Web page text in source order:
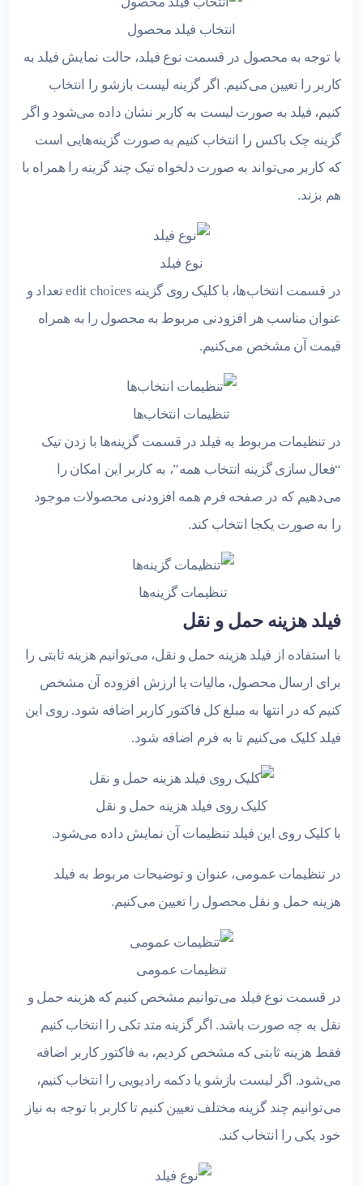
انتخاب فیلد محصول
با توجه به محصول در قسمت نوع فیلد، حالت نمایش فیلد به
کاربر را تعیین می‌کنیم. اگر گزینه لیست بازشو را انتخاب
کنیم، فیلد به صورت لیست به کاربر نشان داده می‌شود و اگر
گزینه چک باکس را انتخاب کنیم به صورت گزینه‌هایی است
که کاربر می‌تواند به صورت دلخواه تیک چند گزینه را همراه با
هم بزند.
نوع فیلد
در قسمت انتخاب‌ها، با کلیک روی گزینه edit choices تعداد و
عنوان مناسب هر افزودنی مربوط به محصول را به همراه
قیمت آن مشخص می‌کنیم.
تنظیمات انتخاب‌ها
در تنظیمات مربوط به فیلد در قسمت گزینه‌ها با زدن تیک
“فعال سازی گزینه انتخاب همه”، به کاربر این امکان را
می‌دهیم که در صفحه فرم همه افزودنی محصولات موجود
را به صورت یکجا انتخاب کند.
تنظیمات گزینه‌ها
فیلد هزینه حمل و نقل
با استفاده از فیلد هزینه حمل و نقل، می‌توانیم هزینه ثابتی را
برای ارسال محصول، مالیات یا ارزش افزوده آن مشخص
کنیم که در انتها به مبلغ کل فاکتور کاربر اضافه شود. روی این
فیلد کلیک می‌کنیم تا به فرم اضافه شود.
کلیک روی فیلد هزینه حمل و نقل
با کلیک روی این فیلد تنظیمات آن نمایش داده می‌شود.
در تنظیمات عمومی، عنوان و توضیحات مربوط به فیلد
هزینه حمل و نقل محصول را تعیین می‌کنیم.
تنظیمات عمومی
در قسمت نوع فیلد می‌توانیم مشخص کنیم که هزینه حمل و
نقل به چه صورت باشد. اگر گزینه متد تکی را انتخاب کنیم
فقط هزینه ثابتی که مشخص کردیم، به فاکتور کاربر اضافه
می‌شود. اگر لیست بازشو یا دکمه رادیویی را انتخاب کنیم،
می‌توانیم چند گزینه مختلف تعیین کنیم تا کاربر با توجه به نیاز
خود یکی را انتخاب کند.